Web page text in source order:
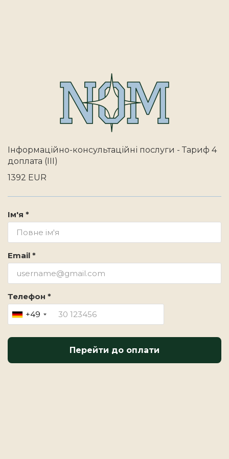
Інформаційно-консультаційні послуги - Тариф 4
доплата (III)
1392 EUR
Ім'я *
Email *
Телефон *
+49
Перейти до оплати